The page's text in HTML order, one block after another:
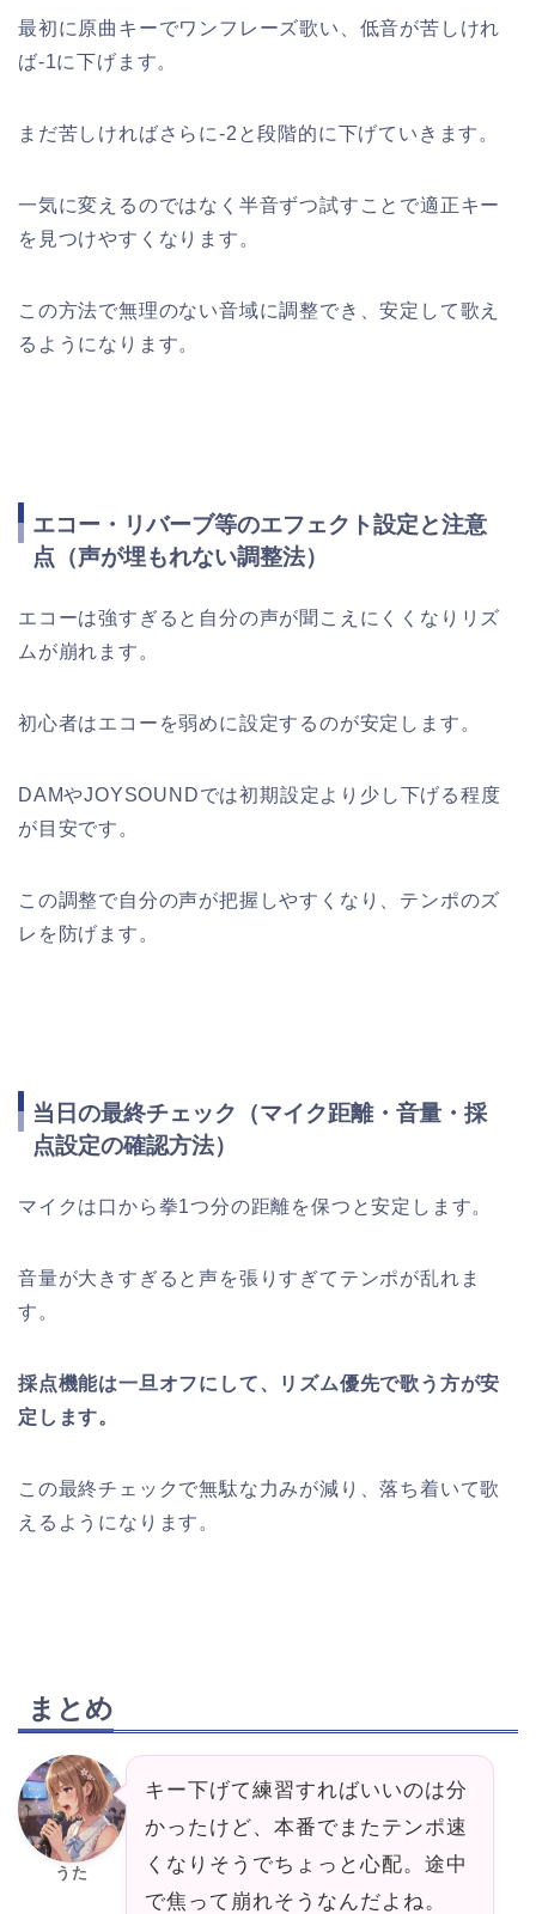
最初に原曲キーでワンフレーズ歌い、低音が苦しけれ
ば-1に下げます。
まだ苦しければさらに-2と段階的に下げていきます。
一気に変えるのではなく半音ずつ試すことで適正キー
を見つけやすくなります。
この方法で無理のない音域に調整でき、安定して歌え
るようになります。
エコー・リバーブ等のエフェクト設定と注意
点（声が埋もれない調整法）
エコーは強すぎると自分の声が聞こえにくくなりリズ
ムが崩れます。
初心者はエコーを弱めに設定するのが安定します。
DAMやJOYSOUNDでは初期設定より少し下げる程度
が目安です。
この調整で自分の声が把握しやすくなり、テンポのズ
レを防げます。
当日の最終チェック（マイク距離・音量・採
点設定の確認方法）
マイクは口から拳1つ分の距離を保つと安定します。
音量が大きすぎると声を張りすぎてテンポが乱れま
す。
採点機能は一旦オフにして、リズム優先で歌う方が安
定します。
この最終チェックで無駄な力みが減り、落ち着いて歌
えるようになります。
まとめ
うた
キー下げて練習すればいいのは分
かったけど、本番でまたテンポ速
くなりそうでちょっと心配。途中
で焦って崩れそうなんだよね。